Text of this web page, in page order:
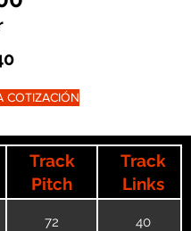
COTIZACIÓN
Track
Pitch
Track
Links
72 40